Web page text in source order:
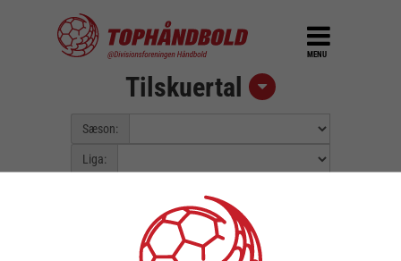
MENU
Tilskuertal
Sæson:
Liga: